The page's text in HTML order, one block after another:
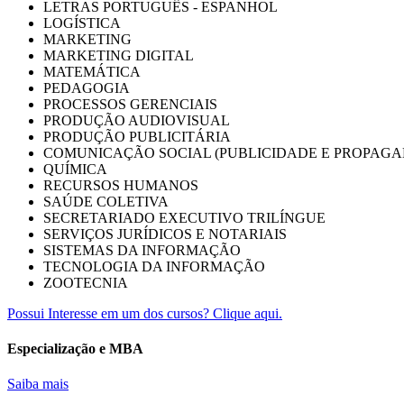
LETRAS PORTUGUÊS - ESPANHOL
LOGÍSTICA
MARKETING
MARKETING DIGITAL
MATEMÁTICA
PEDAGOGIA
PROCESSOS GERENCIAIS
PRODUÇÃO AUDIOVISUAL
PRODUÇÃO PUBLICITÁRIA
COMUNICAÇÃO SOCIAL (PUBLICIDADE E
QUÍMICA
RECURSOS HUMANOS
SAÚDE COLETIVA
SECRETARIADO EXECUTIVO TRILÍNGUE
SERVIÇOS JURÍDICOS E NOTARIAIS
SISTEMAS DA INFORMAÇÃO
TECNOLOGIA DA INFORMAÇÃO
ZOOTECNIA
Possui Interesse em um dos cursos? Clique aqui.
Especialização e MBA
Saiba mais